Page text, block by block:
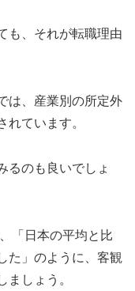
も、それが転職理由
は、産業別の所定外
ています。
るのも良いでしょ
「日本の平均と比
た」のように、客観
ましょう。